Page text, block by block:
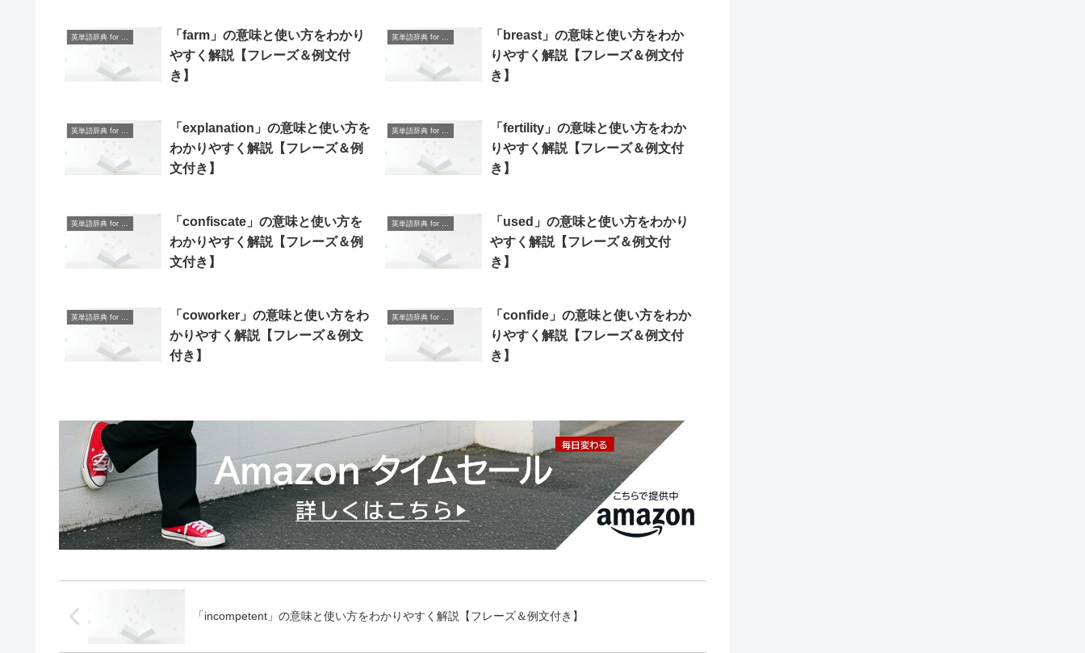
「farm」の意味と使い方をわかり
やすく解説【フレーズ＆例文付
き】
「breast」の意味と使い方をわか
りやすく解説【フレーズ＆例文付
き】
「explanation」の意味と使い方を
わかりやすく解説【フレーズ＆例
文付き】
「fertility」の意味と使い方をわか
りやすく解説【フレーズ＆例文付
き】
英単語辞典 for Beginners
「confiscate」の意味と使い方を
わかりやすく解説【フレーズ＆例
文付き】
英単語辞典 for Beginners
「used」の意味と使い方をわかり
やすく解説【フレーズ＆例文付
き】
英単語辞典 for Beginners
「coworker」の意味と使い方をわ
かりやすく解説【フレーズ＆例文
付き】
英単語辞典 for Beginners
「confide」の意味と使い方をわか
りやすく解説【フレーズ＆例文付
き】
「incompetent」の意味と使い方をわかりやすく解説【フレーズ＆例文付き】